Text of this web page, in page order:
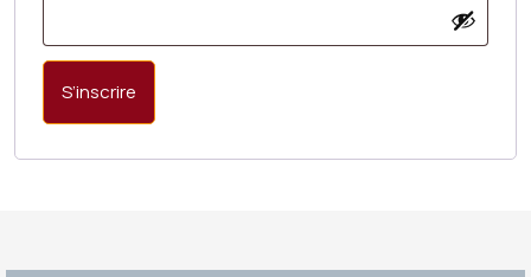
S’inscrire